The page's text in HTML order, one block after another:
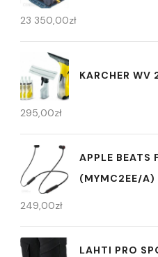
23 350,00zł
KARCHER
295,00zł
APPLE BEATS
(MYMC2EE/A)
249,00zł
LAHTI PRO